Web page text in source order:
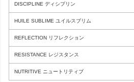
DISCIPLINE ディシプリン
HUILE SUBLIME ユイルスブリム
REFLECTION リフレクション
RESISTANCE レジスタンス
NUTRITIVE ニュートリティブ